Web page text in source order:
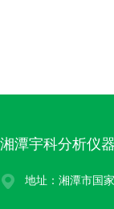
湘潭宇科分析仪
地址：湘潭市国